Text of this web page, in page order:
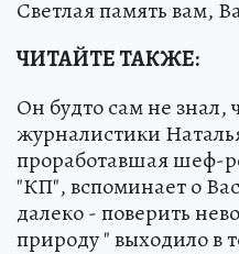
Светлая память вам,
ЧИТАЙТЕ ТАКЖЕ:
Он будто сам не знал,
журналистики
проработавшая шеф-
"КП", вспоминает о
далеко - поверить
природу " выходило в